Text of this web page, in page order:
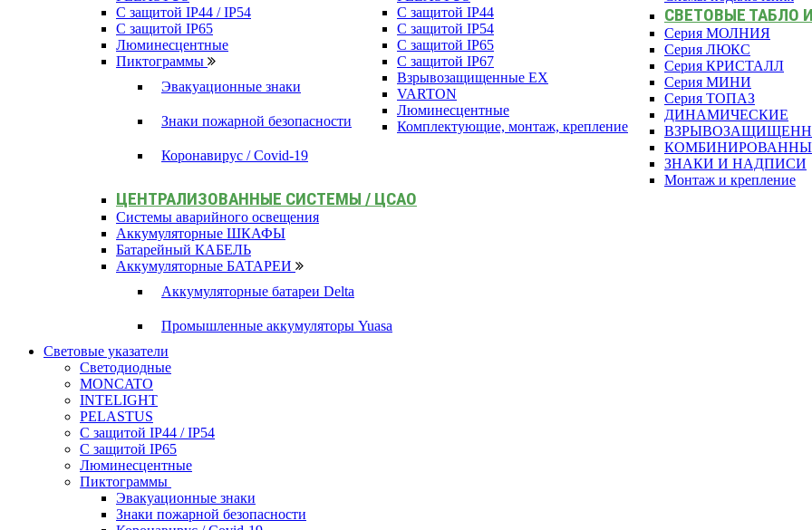
С защитой IP44 / IP54
С защитой IP65
Люминесцентные
Пиктограммы
Эвакуационные знаки
Знаки пожарной безопасности
Коронавирус / Covid-19
С защитой IP44
С защитой IP54
С защитой IP65
С защитой IP67
Взрывозащищенные EX
VARTON
Люминесцентные
Комплектующие, монтаж, крепление
СВЕТОВЫЕ ТАБЛО
Серия МОЛНИЯ
Серия ЛЮКС
Серия КРИСТАЛЛ
Серия МИНИ
Серия ТОПАЗ
ДИНАМИЧЕСКИЕ
ЗНАКИ И НАДПИСИ
Монтаж и крепление
ЦЕНТРАЛИЗОВАННЫЕ СИСТЕМЫ / ЦСАО
Системы аварийного освещения
Аккумуляторные ШКАФЫ
Батарейный КАБЕЛЬ
Аккумуляторные БАТАРЕИ
Аккумуляторные батареи Delta
Промышленные аккумуляторы Yuasa
Световые указатели
Светодиодные
MONCATO
INTELIGHT
PELASTUS
С защитой IP44 / IP54
С защитой IP65
Люминесцентные
Пиктограммы
Эвакуационные знаки
Знаки пожарной безопасности